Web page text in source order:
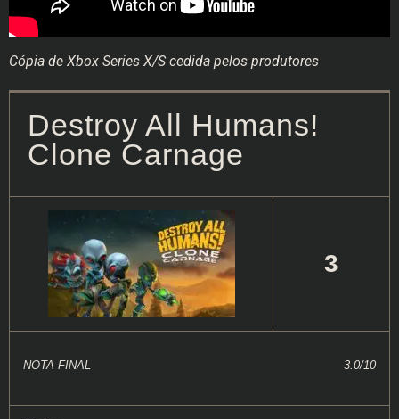
Cópia de Xbox Series X/S cedida pelos produtores
Destroy All Humans!
Clone Carnage
3
NOTA FINAL 3.0/10